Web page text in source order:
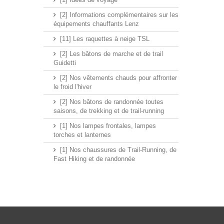
[2] Informations complémentaires sur les
équipements chauffants Lenz
[11] Les raquettes à neige TSL
[2] Les bâtons de marche et de trail
Guidetti
[2] Nos vêtements chauds pour affronter
le froid l'hiver
[2] Nos bâtons de randonnée toutes
saisons, de trekking et de trail-running
[1] Nos lampes frontales, lampes
torches et lanternes
[1] Nos chaussures de Trail-Running, de
Fast Hiking et de randonnée